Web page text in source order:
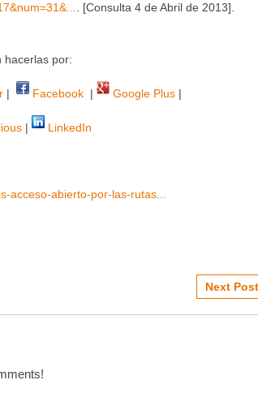
. [Consulta 4 de Abril de 2013].
hacerlas por:
| Facebook | Google Plus |
| LinkedIn
acceso-abierto-por-las-rutas...
Next